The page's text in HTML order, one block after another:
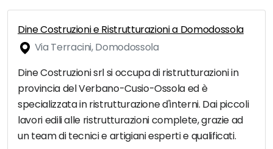
Dine Costruzioni e Ristrutturazioni a Domodossola
Via Terracini, Domodossola
Dine Costruzioni srl si occupa di ristrutturazioni in
provincia del Verbano-Cusio-Ossola ed è
specializzata in ristrutturazione d'interni. Dai piccoli
lavori edili alle ristrutturazioni complete, grazie ad
un team di tecnici e artigiani esperti e qualificati.